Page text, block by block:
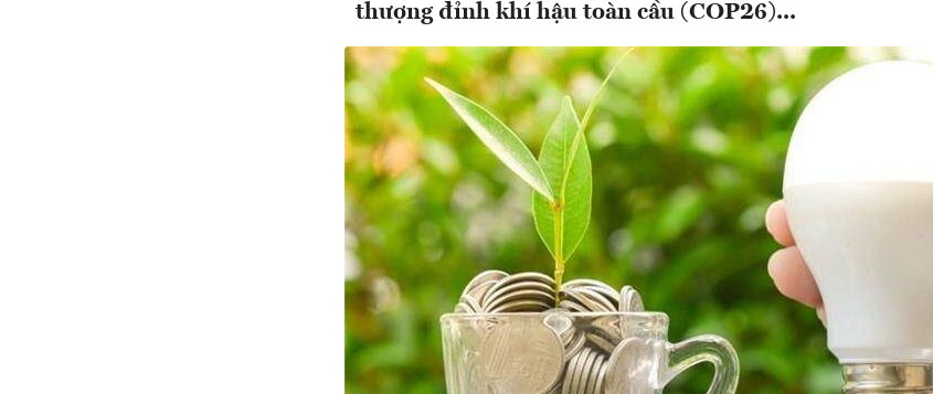
thượng đỉnh khí hậu toàn cầu (COP26)...